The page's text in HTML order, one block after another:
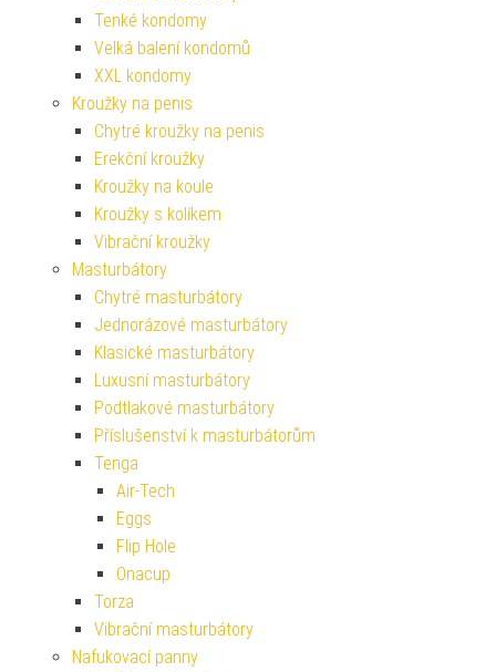
Tenké kondomy
Velká balení kondomů
XXL kondomy
Kroužky na penis
Chytré kroužky na penis
Erekční kroužky
Kroužky na koule
Kroužky s kolíkem
Vibrační kroužky
Masturbátory
Chytré masturbátory
Jednorázové masturbátory
Klasické masturbátory
Luxusní masturbátory
Podtlakové masturbátory
Příslušenství k masturbátorům
Tenga
Air-Tech
Eggs
Flip Hole
Onacup
Torza
Vibrační masturbátory
Nafukovací panny